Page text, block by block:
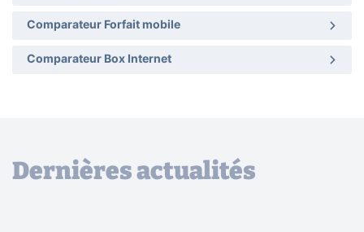
Comparateur Forfait mobile
Comparateur Box Internet
Dernières actualités